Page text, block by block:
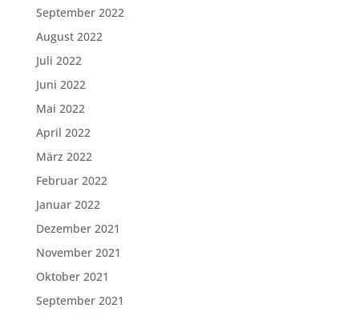
September 2022
August 2022
Juli 2022
Juni 2022
Mai 2022
April 2022
März 2022
Februar 2022
Januar 2022
Dezember 2021
November 2021
Oktober 2021
September 2021